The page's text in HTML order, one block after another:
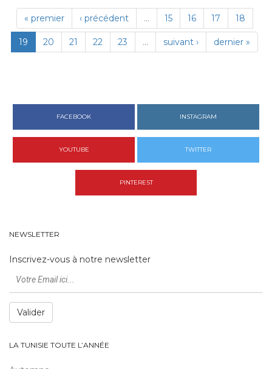
« premier ‹ précédent … 15 16 17 18
19 20 21 22 23 … suivant › dernier »
FACEBOOK INSTAGRAM
YOUTUBE TWITTER
PINTEREST
NEWSLETTER
Inscrivez-vous à notre newsletter
Valider
LA TUNISIE TOUTE L’ANNÉE